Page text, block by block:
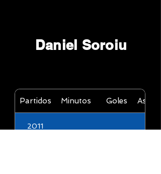
Daniel Soroiu
Partidos Minutos Goles
2011